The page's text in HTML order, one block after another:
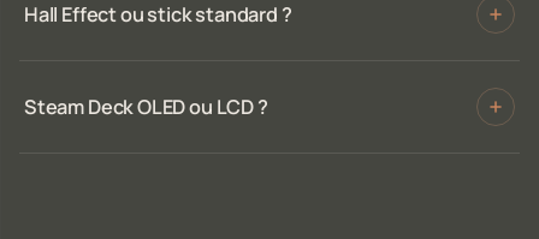
Hall Effect ou stick standard ?
Steam Deck OLED ou LCD ?